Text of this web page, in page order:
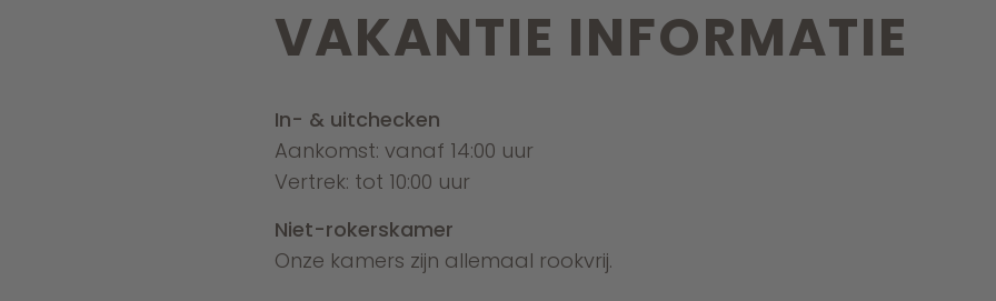
VAKANTIE INFORMATIE
In- & uitchecken
Aankomst: vanaf 14:00 uur
Vertrek: tot 10:00 uur
Niet-rokerskamer
Onze kamers zijn allemaal rookvrij.